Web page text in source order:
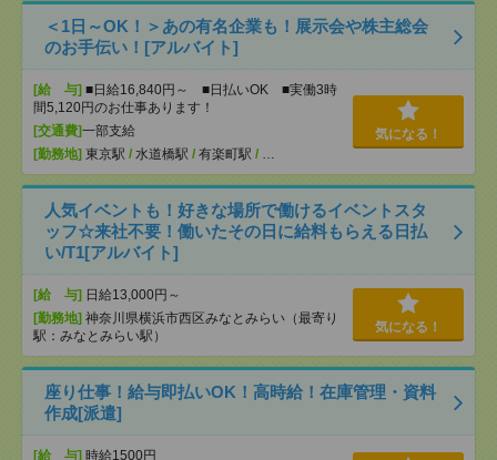
＜1日～OK！＞あの有名企業も！展示会や株主総会
のお手伝い！[アルバイト]
[給 与] ■日給16,840円～ ■日払いOK ■実働3時
間5,120円のお仕事あります！
[交通費]一部支給
[勤務地] 東京駅 / 水道橋駅 / 有楽町駅 / …
気になる！
人気イベントも！好きな場所で働けるイベントスタ
ッフ☆来社不要！働いたその日に給料もらえる日払
い/T1[アルバイト]
[給 与] 日給13,000円～
[勤務地] 神奈川県横浜市西区みなとみらい（最寄り
駅：みなとみらい駅）
気になる！
座り仕事！給与即払いOK！高時給！在庫管理・資料
作成[派遣]
[給 与] 時給1500円